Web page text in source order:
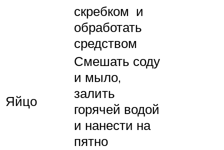
скребком и
обработать
средством
Яйцо
Смешать соду
и мыло,
залить
горячей водой
и нанести на
пятно